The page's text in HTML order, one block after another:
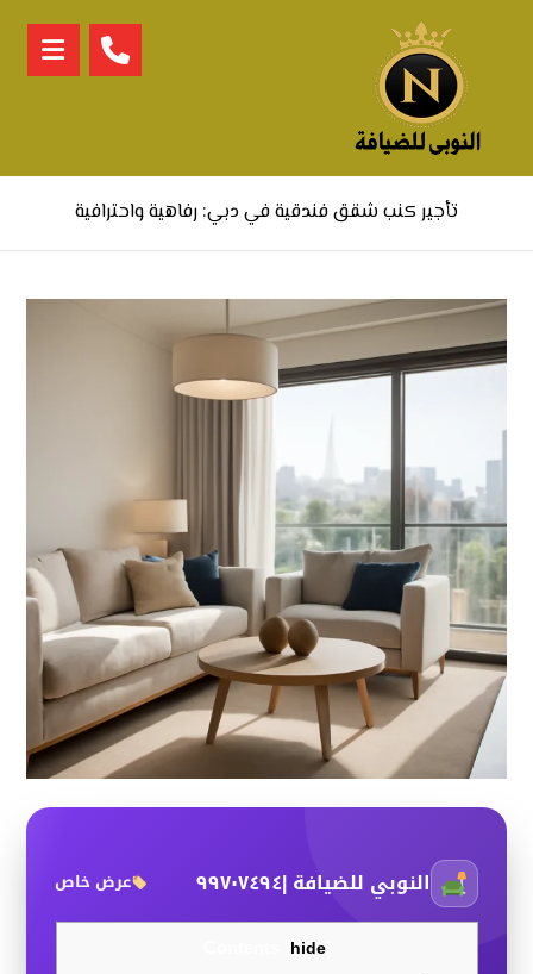
تأجير كنب شقق فندقية في دبي: رفاهية واحترافية
النوبي للضيافة |٩٩٧٠٧٤٩٤ عرض خاص
hide]